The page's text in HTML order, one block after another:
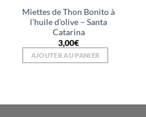
Miettes de Thon Bonito à
l’huile d’olive – Santa
Catarina
3,00€
AJOUTER AU PANIER